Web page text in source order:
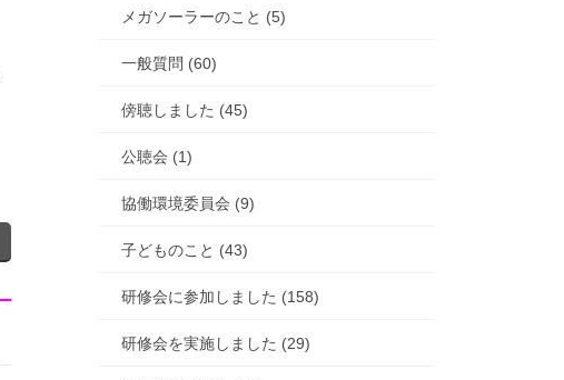
メガソーラーのこと (5)
一般質問 (60)
傍聴しました (45)
公聴会 (1)
協働環境委員会 (9)
子どものこと (43)
研修会に参加しました (158)
研修会を実施しました (29)